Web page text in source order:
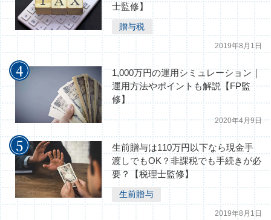
士監修】
贈与税
2019年8月1日
1,000万円の運用シミュレーション｜
運用方法やポイントも解説【FP監
修】
2020年4月9日
生前贈与は110万円以下なら現金手
渡しでもOK？非課税でも手続きが必
要？【税理士監修】
生前贈与
2019年8月1日